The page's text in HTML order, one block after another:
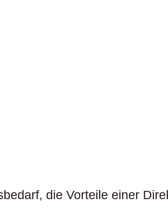
die Vorteile einer